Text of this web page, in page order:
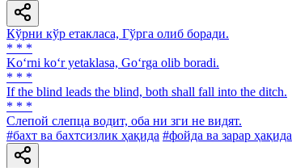
Кўрни кўр етакласа, Гўрга олиб боради.
* * *
Ko‘rni ko‘r yetaklasa, Go‘rga olib boradi.
* * *
If the blind leads the blind, both shall fall into the ditch.
* * *
Слепой слепца водит, оба ни зги не видят.
#бахт ва бахтсизлик ҳақида #фойда ва зарар ҳақида